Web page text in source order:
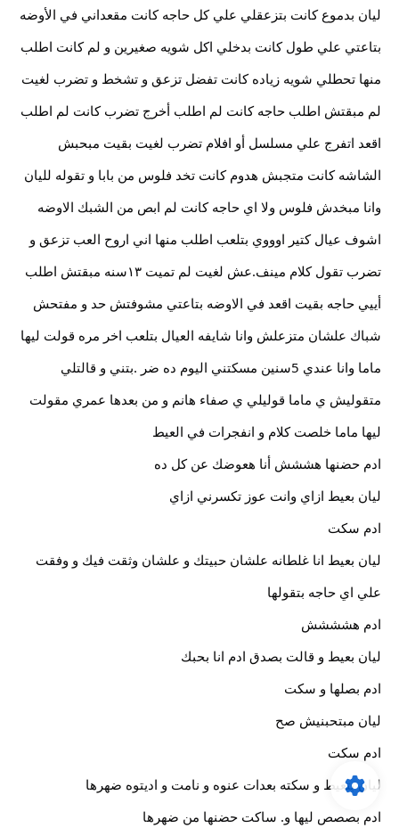
ليان بدموع كانت بتزعقلي علي كل حاجه كانت مقعداني في الأوضه
بتاعتي علي طول كانت بدخلي اكل شويه صغيرين و لم كانت اطلب
منها تحطلي شويه زياده كانت تفضل تزعق و تشخط و تضرب لغيت
لم مبقتش اطلب حاجه كانت لم اطلب أخرج تضرب كانت لم اطلب
اقعد اتفرج علي مسلسل أو افلام تضرب لغيت بقيت مبحبش
الشاشه كانت متجبش هدوم كانت تخد فلوس من بابا و تقوله لليان
وانا مبخدش فلوس ولا اي حاجه كانت لم ابص من الشبك الاوضه
اشوف عيال كتير اوووي بتلعب اطلب منها اني اروح العب تزعق و
تضرب تقول كلام مينف.عش لغيت لم تميت ١٣سنه مبقتش اطلب
أييي حاجه بقيت اقعد في الاوضه بتاعتي مشوفتش حد و مفتحش
شباك علشان متزعلش وانا شايفه العيال بتلعب اخر مره قولت ليها
ماما وانا عندي 5سنين مسكتني اليوم ده ضر .بتني و قالتلي
متقوليش ي ماما قوليلي ي صفاء هانم و من بعدها عمري مقولت
ليها ماما خلصت كلام و انفجرات في العيط
ادم حضنها هششش أنا هعوضك عن كل ده
ليان بعيط ازاي وانت عوز تكسرني ازاي
ادم سكت
ليان بعيط انا غلطانه علشان حبيتك و علشان وثقت فيك و وفقت
علي اي حاجه بتقولها
ادم هشششش
ليان بعيط و قالت بصدق ادم انا بحبك
ادم بصلها و سكت
ليان مبتحبنيش صح
ادم سكت
ليان بتعيط و سكته بعدات عنوه و نامت و اديتوه ضهرها
ادم بصصص ليها و. ساكت حضنها من ضهرها